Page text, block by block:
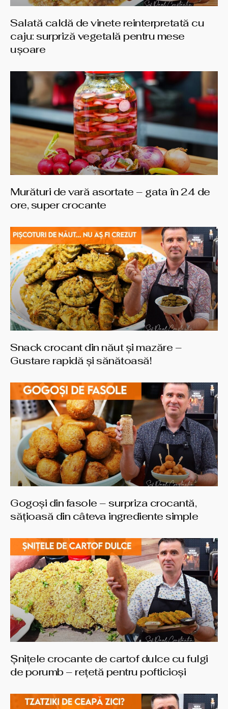
Salată caldă de vinete reinterpretată cu
caju: surpriză vegetală pentru mese
ușoare
Murături de vară asortate – gata în 24 de
ore, super crocante
Snack crocant din năut și mazăre –
Gustare rapidă și sănătoasă!
Gogoși din fasole – surpriza crocantă,
sățioasă din câteva ingrediente simple
Șnițele crocante de cartof dulce cu fulgi
de porumb – rețetă pentru pofticioși